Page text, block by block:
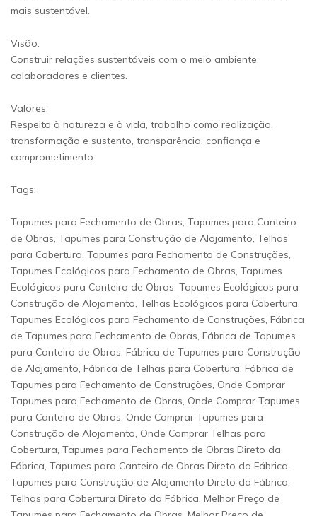
mais sustentável.
Visão:
Construir relações sustentáveis com o meio ambiente,
colaboradores e clientes.
Valores:
Respeito à natureza e à vida, trabalho como realização,
transformação e sustento, transparência, confiança e
comprometimento.
Tags:
Tapumes para Fechamento de Obras, Tapumes para Canteiro
de Obras, Tapumes para Construção de Alojamento, Telhas
para Cobertura, Tapumes para Fechamento de Construções,
Tapumes Ecológicos para Fechamento de Obras, Tapumes
Ecológicos para Canteiro de Obras, Tapumes Ecológicos para
Construção de Alojamento, Telhas Ecológicos para Cobertura,
Tapumes Ecológicos para Fechamento de Construções, Fábrica
de Tapumes para Fechamento de Obras, Fábrica de Tapumes
para Canteiro de Obras, Fábrica de Tapumes para Construção
de Alojamento, Fábrica de Telhas para Cobertura, Fábrica de
Tapumes para Fechamento de Construções, Onde Comprar
Tapumes para Fechamento de Obras, Onde Comprar Tapumes
para Canteiro de Obras, Onde Comprar Tapumes para
Construção de Alojamento, Onde Comprar Telhas para
Cobertura, Tapumes para Fechamento de Obras Direto da
Fábrica, Tapumes para Canteiro de Obras Direto da Fábrica,
Tapumes para Construção de Alojamento Direto da Fábrica,
Telhas para Cobertura Direto da Fábrica, Melhor Preço de